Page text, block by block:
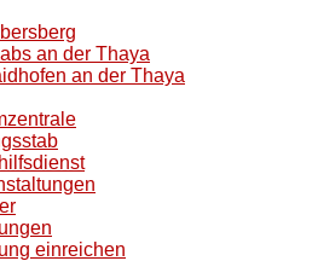
an der Thaya
an der Thaya
einreichen